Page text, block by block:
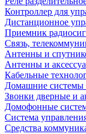
Контроллер для
Дистанционное
Приемник
Связь,
Антенны и
Антенны и
Кабельные
Домашние системы
Звонки дверные и
Домофонные
Система
Средства